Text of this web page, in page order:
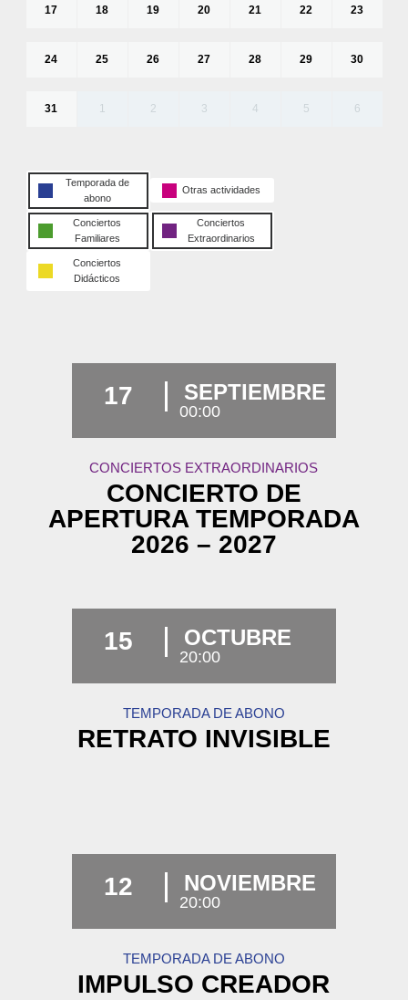
17 18 19 20 21 22 23
24 25 26 27 28 29 30
31 1 2 3 4 5 6
Temporada de
abono
Otras actividades
Conciertos
Familiares
Conciertos
Extraordinarios
Conciertos
Didácticos
17 SEPTIEMBRE
00:00
CONCIERTOS EXTRAORDINARIOS
CONCIERTO DE
APERTURA TEMPORADA
2026 – 2027
15 OCTUBRE
20:00
TEMPORADA DE ABONO
RETRATO INVISIBLE
12 NOVIEMBRE
20:00
TEMPORADA DE ABONO
IMPULSO CREADOR